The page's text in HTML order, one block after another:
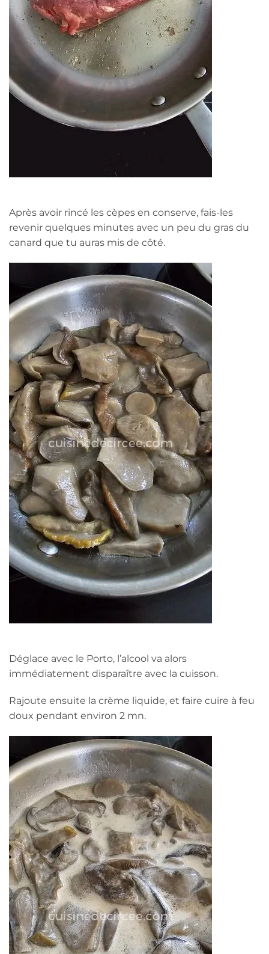
Après avoir rincé les cèpes en conserve, fais-les
revenir quelques minutes avec un peu du gras du
canard que tu auras mis de côté.
Déglace avec le Porto, l’alcool va alors
immédiatement disparaître avec la cuisson.
Rajoute ensuite la crème liquide, et faire cuire à feu
doux pendant environ 2 mn.